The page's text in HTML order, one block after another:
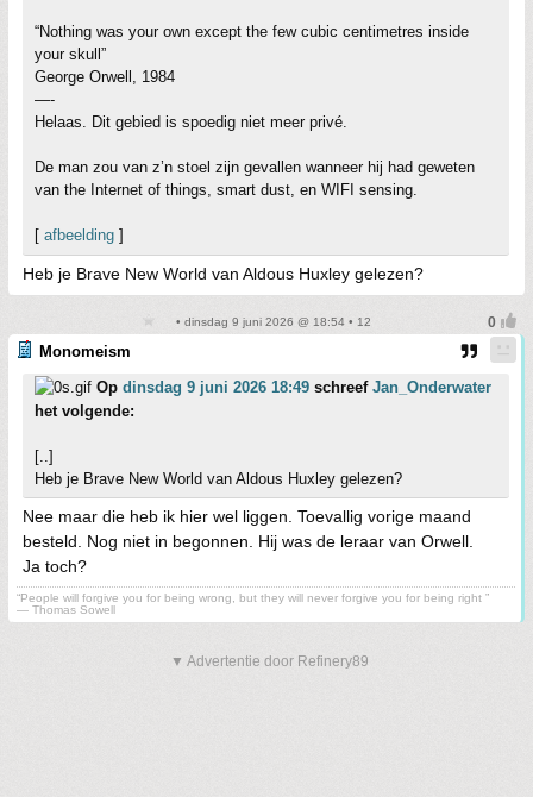
“Nothing was your own except the few cubic centimetres inside
your skull”
George Orwell, 1984
—-
Helaas. Dit gebied is spoedig niet meer privé.
De man zou van z’n stoel zijn gevallen wanneer hij had geweten
van the Internet of things, smart dust, en WIFI sensing.
[ afbeelding ]
Heb je Brave New World van Aldous Huxley gelezen?
• dinsdag 9 juni 2026 @ 18:54 • 12
Monomeism
Op dinsdag 9 juni 2026 18:49 schreef Jan_Onderwater
het volgende:
[..]
Heb je Brave New World van Aldous Huxley gelezen?
Nee maar die heb ik hier wel liggen. Toevallig vorige maand
besteld. Nog niet in begonnen. Hij was de leraar van Orwell.
Ja toch?
“People will forgive you for being wrong, but they will never forgive you for being right ”
― Thomas Sowell
▼ Advertentie door Refinery89